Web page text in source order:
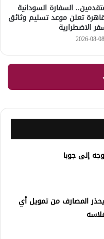
السفارة السودانية
تعلن موعد تسليم وثائق
الاضطرارية
2026-08-08
إلى جوبا
المصارف من تمويل أي